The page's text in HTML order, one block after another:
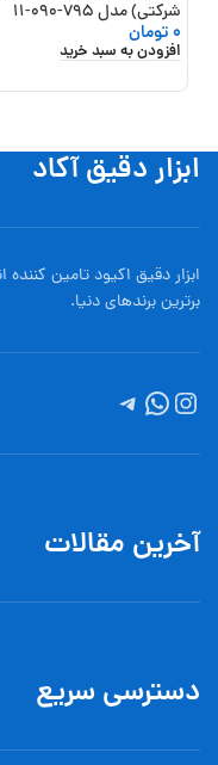
شرکتی) مدل 795-090-11
0تومان
افزودن به سبد خرید
ابزار دقیق آکاد
ابزار دقیق اکیود تامین کننده
برترین برندهای دنیا.
آخرین مقالات
دسترسی سریع